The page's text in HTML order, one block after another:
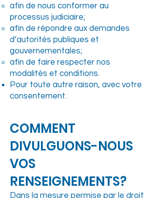
afin de nous conformer au
processus judiciaire;
afin de répondre aux demandes
d’autorités publiques et
gouvernementales;
afin de faire respecter nos
modalités et conditions.
Pour toute autre raison, avec votre
consentement.
COMMENT
DIVULGUONS-NOUS
VOS
RENSEIGNEMENTS?
Dans la mesure permise par le droit